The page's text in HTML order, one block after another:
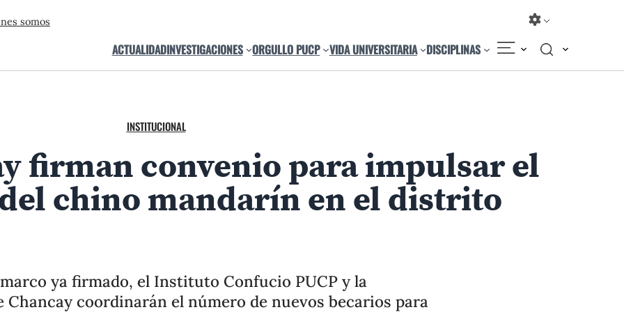
somos
ACTUALIDADINVESTIGACIONES ORGULLO PUCP VIDA UNIVERSITARIA DISCIPLINAS
INSTITUCIONAL
firman convenio para impulsar el
chino mandarín en el distrito
Álvarez Andrade, expresó su agradecimiento y resaltó la importancia
jóvenes del distrito.
1/4
ya firmado, el Instituto Confucio PUCP y la
Chancay coordinarán el número de nuevos becarios para